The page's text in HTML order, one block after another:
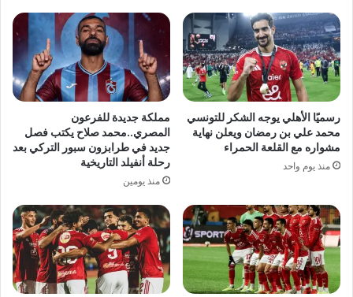
رسميًا الأهلي يوجه الشكر للتونسي
محمد علي بن رمضان ويعلن نهاية
مشواره مع القلعة الحمراء
منذ يوم واحد
مملكة جديدة للفرعون
المصري..محمد صلاح يكتب فصل
جديد في طرابزون سبور التركي بعد
رحلة أنفيلد التاريخية
منذ يومين